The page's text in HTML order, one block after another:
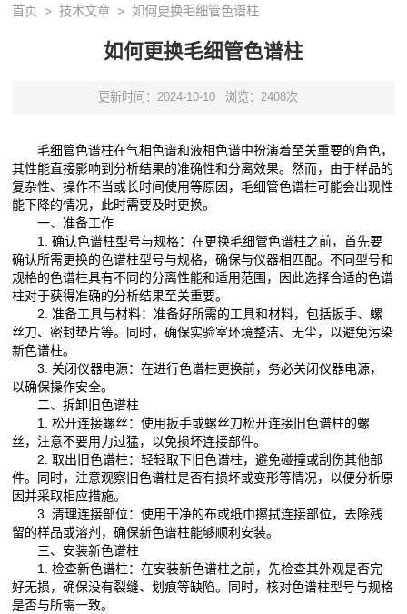
首页 >技术文章 > 如何更换毛细管色谱柱
如何更换毛细管色谱柱
更新时间：2024-10-10 浏览：2408次
毛细管色谱柱在气相色谱和液相色谱中扮演着至关重要的角色，
其性能直接影响到分析结果的准确性和分离效果。然而，由于样品的
复杂性、操作不当或长时间使用等原因，毛细管色谱柱可能会出现性
能下降的情况，此时需要及时更换。
一、准备工作
1. 确认色谱柱型号与规格：在更换毛细管色谱柱之前，首先要
确认所需更换的色谱柱型号与规格，确保与仪器相匹配。不同型号和
规格的色谱柱具有不同的分离性能和适用范围，因此选择合适的色谱
柱对于获得准确的分析结果至关重要。
2. 准备工具与材料：准备好所需的工具和材料，包括扳手、螺
丝刀、密封垫片等。同时，确保实验室环境整洁、无尘，以避免污染
新色谱柱。
3. 关闭仪器电源：在进行色谱柱更换前，务必关闭仪器电源，
以确保操作安全。
二、拆卸旧色谱柱
1. 松开连接螺丝：使用扳手或螺丝刀松开连接旧色谱柱的螺
丝，注意不要用力过猛，以免损坏连接部件。
2. 取出旧色谱柱：轻轻取下旧色谱柱，避免碰撞或刮伤其他部
件。同时，注意观察旧色谱柱是否有损坏或变形等情况，以便分析原
因并采取相应措施。
3. 清理连接部位：使用干净的布或纸巾擦拭连接部位，去除残
留的样品或溶剂，确保新色谱柱能够顺利安装。
三、安装新色谱柱
1. 检查新色谱柱：在安装新色谱柱之前，先检查其外观是否完
好无损，确保没有裂缝、划痕等缺陷。同时，核对色谱柱型号与规格
是否与所需一致。